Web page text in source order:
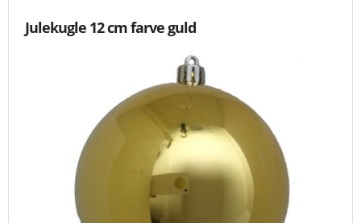
Julekugle 12 cm farve guld